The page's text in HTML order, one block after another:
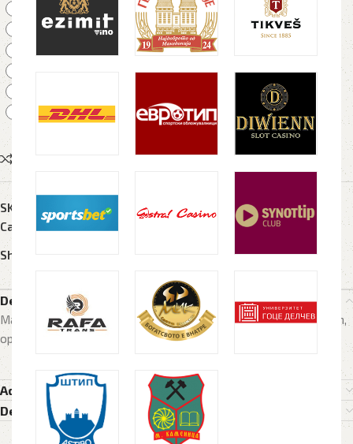
3XL
Add to wishlist
SKU:
Categories:
Share:
Description
Maica, maici, маица, маици, поло, машка, maska, fruit of the loom,
оригинал поло
Additional information
Delivery Details